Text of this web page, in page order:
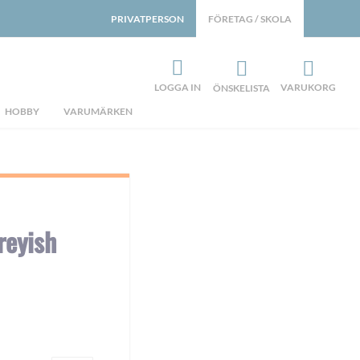
HOBBY VARUMÄRKEN
FÖRETAG / SKOLA
PRIVATPERSON
LOGGA IN ÖNSKELISTA VARUKORG